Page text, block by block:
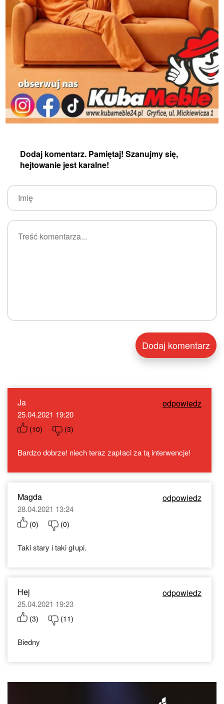
Dodaj komentarz. Pamiętaj! Szanujmy się,
hejtowanie jest karalne!
Ja odpowiedz
25.04.2021 19:20
(10) (3)
Bardzo dobrze! niech teraz zapłaci za tą interwencje!
Magda odpowiedz
28.04.2021 13:24
(0) (0)
Taki stary i taki głupi.
Hej odpowiedz
25.04.2021 19:23
(3) (11)
Biedny